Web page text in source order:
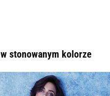
w stonowanym kolorze